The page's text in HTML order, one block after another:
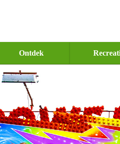
Ontdek